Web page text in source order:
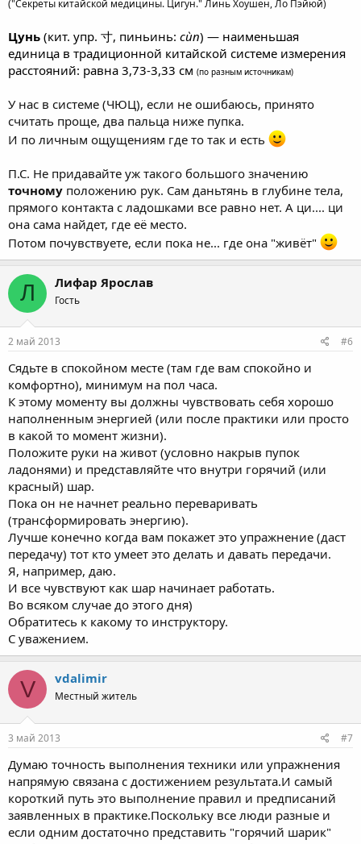
("Секреты китайской медицины. Цигун." Линь Хоушен, Ло Пэйюй)
Цунь (кит. упр. 寸, пиньинь: cùn) — наименьшая
единица в традиционной китайской системе измерения
расстояний: равна 3,73-3,33 см (по разным источникам)
У нас в системе (ЧЮЦ), если не ошибаюсь, принято
считать проще, два пальца ниже пупка.
И по личным ощущениям где то так и есть
П.С. Не придавайте уж такого большого значению
точному положению рук. Сам даньтянь в глубине тела,
прямого контакта с ладошками все равно нет. А ци.... ци
она сама найдет, где её место.
Потом почувствуете, если пока не... где она "живёт"
Л Лифар Ярослав
Гость
2 май 2013 #6
Сядьте в спокойном месте (там где вам спокойно и
комфортно), минимум на пол часа.
К этому моменту вы должны чувствовать себя хорошо
наполненным энергией (или после практики или просто
в какой то момент жизни).
Положите руки на живот (условно накрыв пупок
ладонями) и представляйте что внутри горячий (или
красный) шар.
Пока он не начнет реально переваривать
(трансформировать энергию).
Лучше конечно когда вам покажет это упражнение (даст
передачу) тот кто умеет это делать и давать передачи.
Я, например, даю.
И все чувствуют как шар начинает работать.
Во всяком случае до этого дня)
Обратитесь к какому то инструктору.
С уважением.
V vdalimir
Местный житель
3 май 2013 #7
Думаю точность выполнения техники или упражнения
напрямую связана с достижением результата.И самый
короткий путь это выполнение правил и предписаний
заявленных в практике.Поскольку все люди разные и
если одним достаточно представить "горячий шарик"